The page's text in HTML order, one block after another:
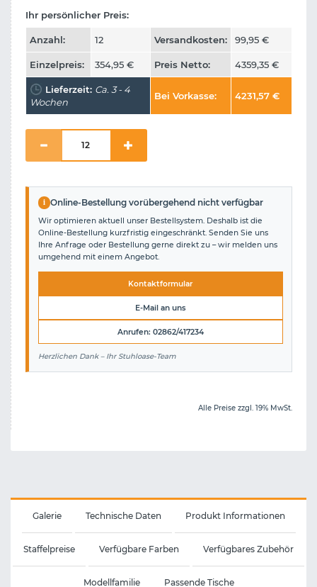
Ihr persönlicher Preis:
Anzahl: 12 Versandkosten: 99,95 €
Einzelpreis: 354,95 € Preis Netto: 4359,35 €
Lieferzeit: Ca. 3 - 4
Wochen
Bei Vorkasse: 4231,57 €
i Online-Bestellung vorübergehend nicht verfügbar
Wir optimieren aktuell unser Bestellsystem. Deshalb ist die
Online-Bestellung kurzfristig eingeschränkt. Senden Sie uns
Ihre Anfrage oder Bestellung gerne direkt zu – wir melden uns
umgehend mit einem Angebot.
Kontaktformular
E-Mail an uns
Anrufen: 02862/417234
Herzlichen Dank – Ihr Stuhloase-Team
Alle Preise zzgl. 19% MwSt.
Galerie Technische Daten Produkt Informationen
Staffelpreise Verfügbare Farben Verfügbares Zubehör
Modellfamilie Passende Tische